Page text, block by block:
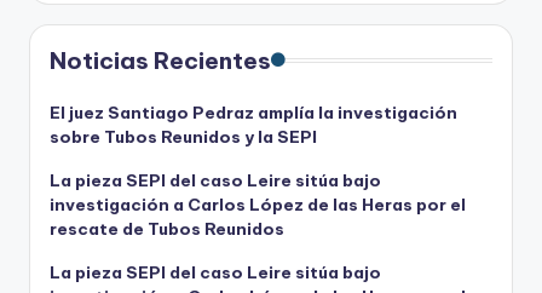
Noticias Recientes
El juez Santiago Pedraz amplía la investigación
sobre Tubos Reunidos y la SEPI
La pieza SEPI del caso Leire sitúa bajo
investigación a Carlos López de las Heras por el
rescate de Tubos Reunidos
La pieza SEPI del caso Leire sitúa bajo